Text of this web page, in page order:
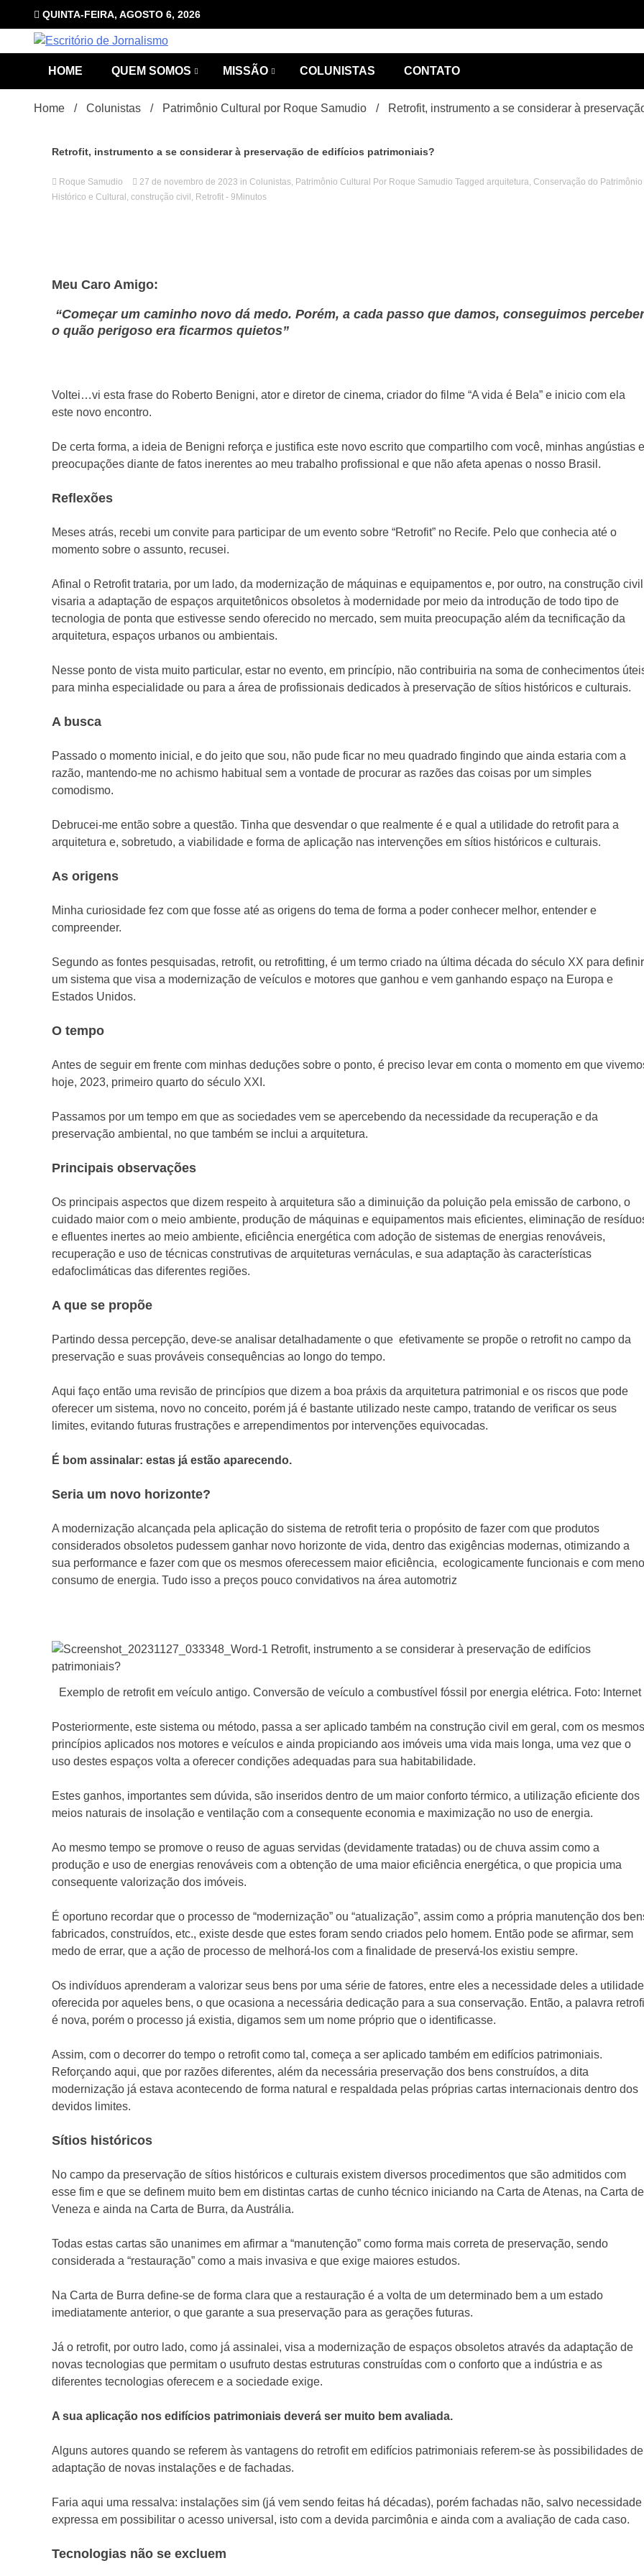
content
QUINTA-FEIRA, AGOSTO 6, 2026
Escritório de
Jornalismo
HOME
QUEM SOMOS MISSÃO COLUNISTAS CONTATO
Home Colunistas Patrimônio Cultural por Roque Samudio Retrofit, instrumento a se considerar à
Retrofit, instrumento a se considerar à preservação de edifícios patrimoniais?
Roque Samudio 27 de novembro de 2023 in Colunistas, Patrimônio Cultural Por Roque Samudio Tagged arquitetura, Conservação do Patrimônio
Histórico e Cultural , construção civil , Retrofit - 9Minutos
Meu Caro Amigo:
“Começar um caminho novo dá medo. Porém, a cada passo que damos, conseguimos perceber
o quão perigoso era ficarmos quietos”
Voltei…vi esta frase do Roberto Benigni, ator e diretor de cinema, criador do filme “A vida é Bela” e inicio com ela
este novo encontro.
De certa forma, a ideia de Benigni reforça e justifica este novo escrito que compartilho com você, minhas angústias e
preocupações diante de fatos inerentes ao meu trabalho profissional e que não afeta apenas o nosso Brasil.
Reflexões
Meses atrás, recebi um convite para participar de um evento sobre “Retrofit” no Recife. Pelo que conhecia até o
momento sobre o assunto, recusei.
Afinal o Retrofit trataria, por um lado, da modernização de máquinas e equipamentos e, por outro, na construção
visaria a adaptação de espaços arquitetônicos obsoletos à modernidade por meio da introdução de todo tipo de
tecnologia de ponta que estivesse sendo oferecido no mercado, sem muita preocupação além da tecnificação da
arquitetura, espaços urbanos ou ambientais.
Nesse ponto de vista muito particular, estar no evento, em princípio, não contribuiria na soma de conhecimentos
para minha especialidade ou para a área de profissionais dedicados à preservação de sítios históricos e culturais.
A busca
Passado o momento inicial, e do jeito que sou, não pude ficar no meu quadrado fingindo que ainda estaria com a
razão, mantendo-me no achismo habitual sem a vontade de procurar as razões das coisas por um simples
comodismo.
Debrucei-me então sobre a questão. Tinha que desvendar o que realmente é e qual a utilidade do retrofit para a
arquitetura e, sobretudo, a viabilidade e forma de aplicação nas intervenções em sítios históricos e culturais.
As origens
Minha curiosidade fez com que fosse até as origens do tema de forma a poder conhecer melhor, entender e
compreender.
Segundo as fontes pesquisadas, retrofit, ou retrofitting, é um termo criado na última década do século XX para definir
um sistema que visa a modernização de veículos e motores que ganhou e vem ganhando espaço na Europa e
Estados Unidos.
O tempo
Antes de seguir em frente com minhas deduções sobre o ponto, é preciso levar em conta o momento em que
hoje, 2023, primeiro quarto do século XXI.
Passamos por um tempo em que as sociedades vem se apercebendo da necessidade da recuperação e da
preservação ambiental, no que também se inclui a arquitetura.
Principais observações
Os principais aspectos que dizem respeito à arquitetura são a diminuição da poluição pela emissão de carbono, o
cuidado maior com o meio ambiente, produção de máquinas e equipamentos mais eficientes, eliminação de
e efluentes inertes ao meio ambiente, eficiência energética com adoção de sistemas de energias renováveis,
recuperação e uso de técnicas construtivas de arquiteturas vernáculas, e sua adaptação às características
edafoclimáticas das diferentes regiões.
A que se propõe
Partindo dessa percepção, deve-se analisar detalhadamente o que efetivamente se propõe o retrofit no campo da
preservação e suas prováveis consequências ao longo do tempo.
Aqui faço então uma revisão de princípios que dizem a boa práxis da arquitetura patrimonial e os riscos que pode
oferecer um sistema, novo no conceito, porém já é bastante utilizado neste campo, tratando de verificar os seus
limites, evitando futuras frustrações e arrependimentos por intervenções equivocadas.
É bom assinalar: estas já estão aparecendo.
Seria um novo horizonte?
A modernização alcançada pela aplicação do sistema de retrofit teria o propósito de fazer com que produtos
considerados obsoletos pudessem ganhar novo horizonte de vida, dentro das exigências modernas, otimizando a
sua performance e fazer com que os mesmos oferecessem maior eficiência, ecologicamente funcionais e com
consumo de energia. Tudo isso a preços pouco convidativos na área automotriz
Exemplo de retrofit em veículo antigo. Conversão de veículo a combustível fóssil por energia elétrica. Foto: Internet
Posteriormente, este sistema ou método, passa a ser aplicado também na construção civil em geral, com os mesmos
princípios aplicados nos motores e veículos e ainda propiciando aos imóveis uma vida mais longa, uma vez que o
uso destes espaços volta a oferecer condições adequadas para sua habitabilidade.
Estes ganhos, importantes sem dúvida, são inseridos dentro de um maior conforto térmico, a utilização eficiente dos
meios naturais de insolação e ventilação com a consequente economia e maximização no uso de energia.
Ao mesmo tempo se promove o reuso de aguas servidas (devidamente tratadas) ou de chuva assim como a
produção e uso de energias renováveis com a obtenção de uma maior eficiência energética, o que propicia uma
consequente valorização dos imóveis.
É oportuno recordar que o processo de “modernização” ou “atualização”, assim como a própria manutenção dos
fabricados, construídos, etc., existe desde que estes foram sendo criados pelo homem. Então pode se afirmar, sem
medo de errar, que a ação de processo de melhorá-los com a finalidade de preservá-los existiu sempre.
Os indivíduos aprenderam a valorizar seus bens por uma série de fatores, entre eles a necessidade deles a utilidade
oferecida por aqueles bens, o que ocasiona a necessária dedicação para a sua conservação. Então, a palavra
é nova, porém o processo já existia, digamos sem um nome próprio que o identificasse.
Assim, com o decorrer do tempo o retrofit como tal, começa a ser aplicado também em edifícios patrimoniais.
Reforçando aqui, que por razões diferentes, além da necessária preservação dos bens construídos, a dita
modernização já estava acontecendo de forma natural e respaldada pelas próprias cartas internacionais dentro dos
devidos limites.
Sítios históricos
No campo da preservação de sítios históricos e culturais existem diversos procedimentos que são admitidos com
esse fim e que se definem muito bem em distintas cartas de cunho técnico iniciando na Carta de Atenas, na Carta de
Veneza e ainda na Carta de Burra, da Austrália.
Todas estas cartas são unanimes em afirmar a “manutenção” como forma mais correta de preservação, sendo
considerada a “restauração” como a mais invasiva e que exige maiores estudos.
Na Carta de Burra define-se de forma clara que a restauração é a volta de um determinado bem a um estado
imediatamente anterior, o que garante a sua preservação para as gerações futuras.
Já o retrofit, por outro lado, como já assinalei, visa a modernização de espaços obsoletos através da adaptação de
novas tecnologias que permitam o usufruto destas estruturas construídas com o conforto que a indústria e as
diferentes tecnologias oferecem e a sociedade exige.
A sua aplicação nos edifícios patrimoniais deverá ser muito bem avaliada.
Alguns autores quando se referem às vantagens do retrofit em edifícios patrimoniais referem-se às possibilidades de
adaptação de novas instalações e de fachadas.
Faria aqui uma ressalva: instalações sim (já vem sendo feitas há décadas), porém fachadas não, salvo necessidade
expressa em possibilitar o acesso universal, isto com a devida parcimônia e ainda com a avaliação de cada caso.
Tecnologias não se excluem